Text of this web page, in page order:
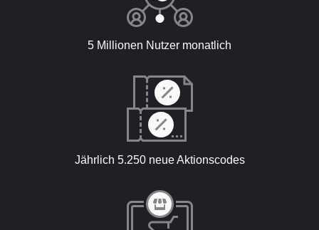
5 Millionen Nutzer monatlich
Jährlich 5.250 neue Aktionscodes